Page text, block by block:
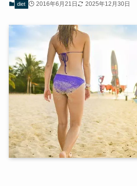
diet 2016年6月21日 2025年12月30日